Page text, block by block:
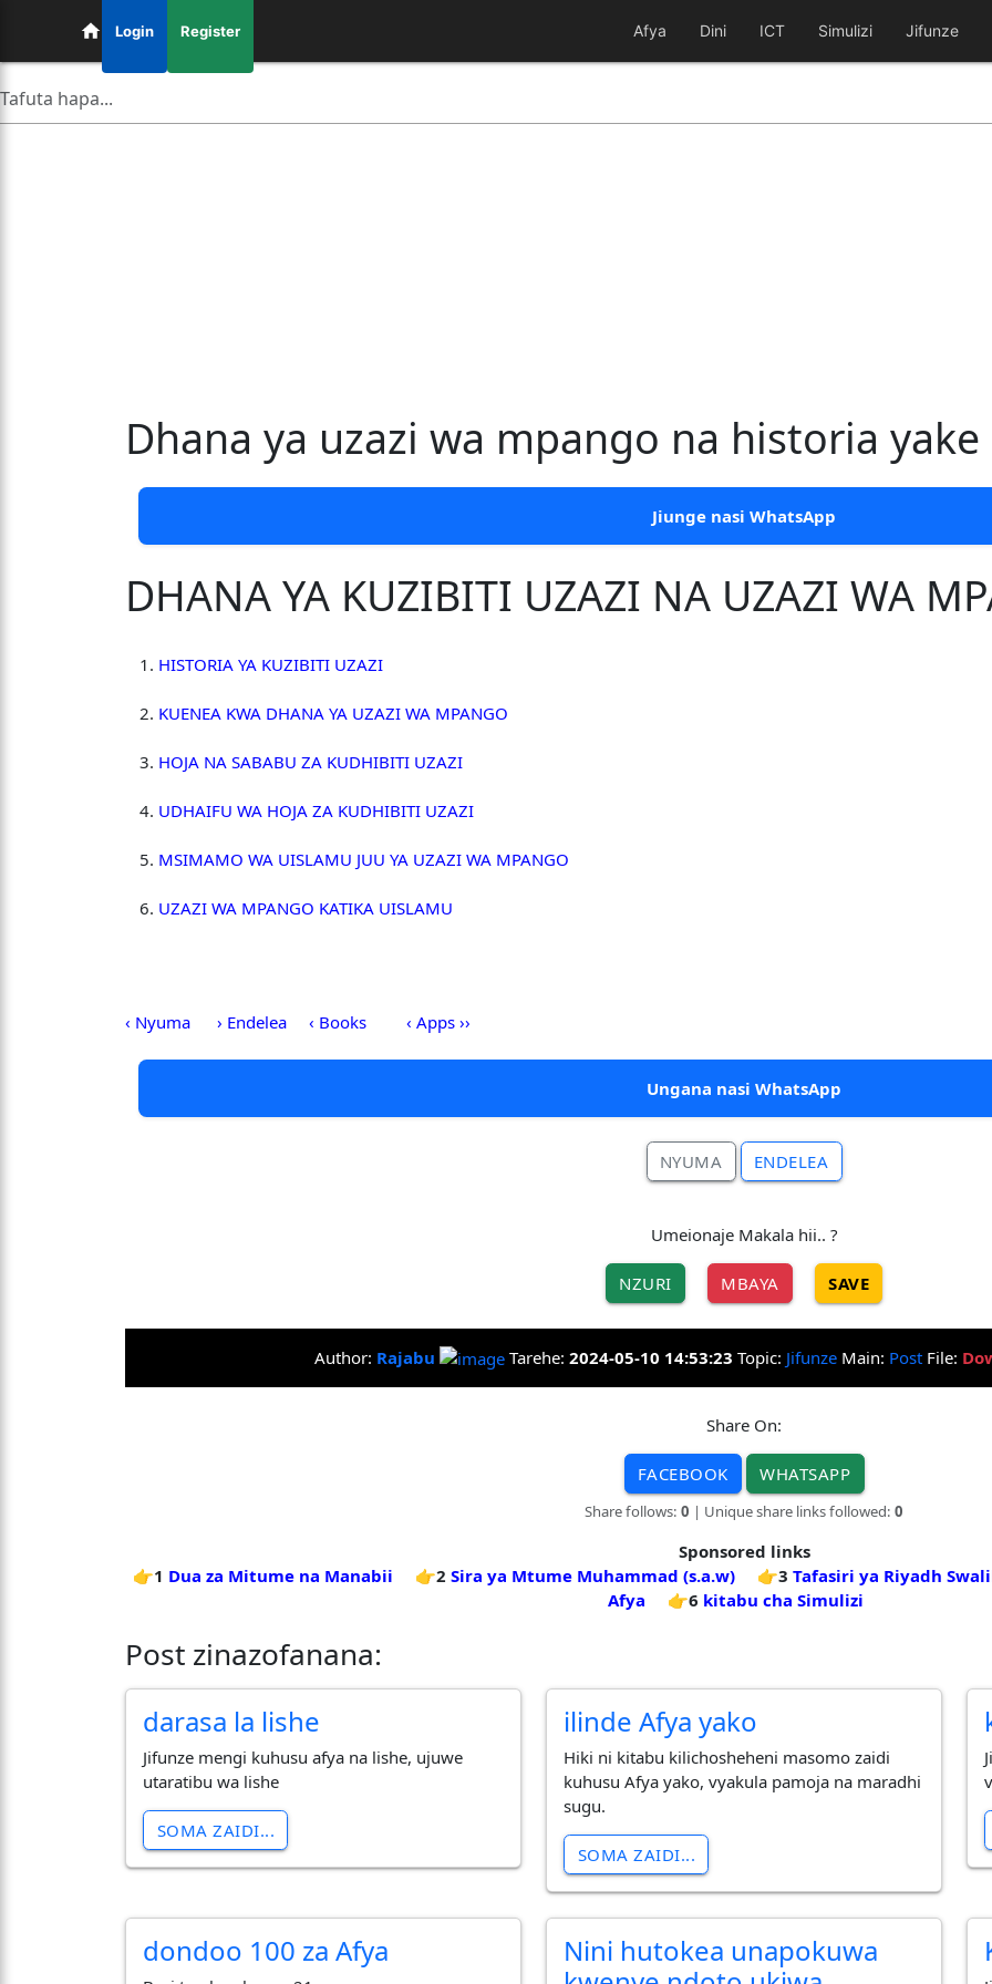
Login Register Afya Dini ICT Simulizi Jifunze
Dhana ya uzazi wa mpango na historia
Jiunge nasi WhatsApp
DHANA YA KUZIBITI UZAZI NA UZAZI WA
HISTORIA YA KUZIBITI UZAZI
KUENEA KWA DHANA YA UZAZI WA MPANGO
HOJA NA SABABU ZA KUDHIBITI UZAZI
UDHAIFU WA HOJA ZA KUDHIBITI UZAZI
MSIMAMO WA UISLAMU JUU YA UZAZI WA MPANGO
UZAZI WA MPANGO KATIKA UISLAMU
‹ Nyuma › Endelea ‹ Books ‹ Apps ››
Ungana nasi WhatsApp
NYUMA ENDELEA
Umeionaje Makala hii.. ?
NZURI MBAYA SAVE
Author: Rajabu Tarehe: 2024-05-10 14:53:23 Topic: JifunzeMain: PostFile:
Share On:
FACEBOOK WHATSAPP
Share follows: 0 | Unique share links followed: 0
Sponsored links
👉1 Dua za Mitume na Manabii 👉2 Sira ya Mtume Muhammad (s.a.w) 👉3 Tafasiri ya Riyadh
Afya
👉6 kitabu cha Simulizi
Post zinazofanana:
darasa la lishe
Jifunze mengi kuhusu afya na lishe, ujuwe
utaratibu wa lishe
SOMA ZAIDI...
ilinde Afya yako
Hiki ni kitabu kilichosheheni masomo zaidi
kuhusu Afya yako, vyakula pamoja na maradhi
sugu.
SOMA ZAIDI...
dondoo 100 za Afya
Nini hutokea unapokuwa